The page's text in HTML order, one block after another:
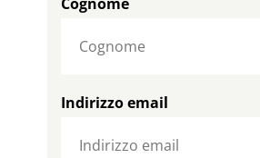
Indirizzo email